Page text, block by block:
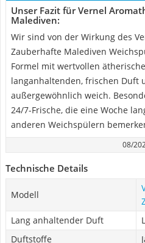
Unser Fazit für Vernel
Malediven:
Wir sind von der Wirkung des
Zauberhafte Malediven
Formel mit wertvollen
langanhaltenden, frischen Duft
außergewöhnlich weich.
24/7-Frische, die eine Woche
anderen Weichspülern
08/
Technische Details
Modell
Lang anhaltender Duft
Duftstoffe